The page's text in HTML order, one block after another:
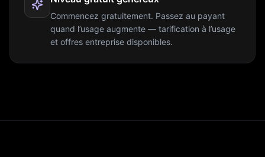
Commencez gratuitement. Passez au payant
quand l’usage augmente — tarification à l’usage
et offres entreprise disponibles.